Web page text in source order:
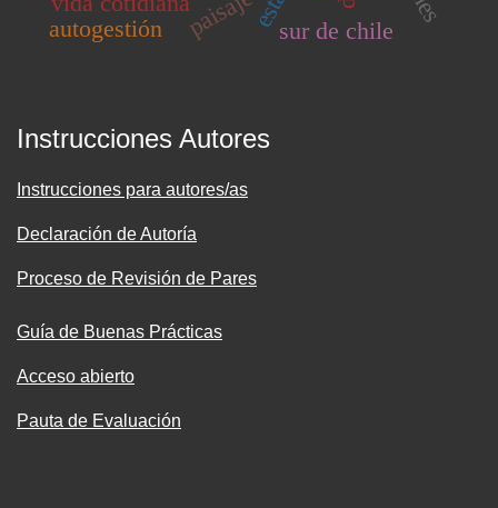
paisaje sur de chile
autogestión
Instrucciones Autores
Instrucciones para autores/as
Declaración de Autoría
Proceso de Revisión de Pares
Guía de Buenas Prácticas
Acceso abierto
Pauta de Evaluación